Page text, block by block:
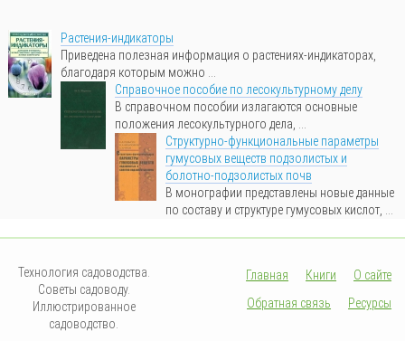
Растения-индикаторы
Приведена полезная информация о растениях-индикаторах,
благодаря которым можно ...
Справочное пособие по лесокультурному делу
В справочном пособии излагаются основные
положения лесокультурного дела, ...
Структурно-функциональные параметры
гумусовых веществ подзолистых и
болотно-подзолистых почв
В монографии представлены новые данные
по составу и структуре гумусовых кислот, ...
Технология садоводства.
Советы садоводу.
Иллюстрированное
садоводство.
Главная Книги
О сайте
Обратная связь
Ресурсы